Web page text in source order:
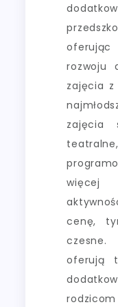
rozwoju
zajęcia z
zajęcia
więcej
cenę,
oferują